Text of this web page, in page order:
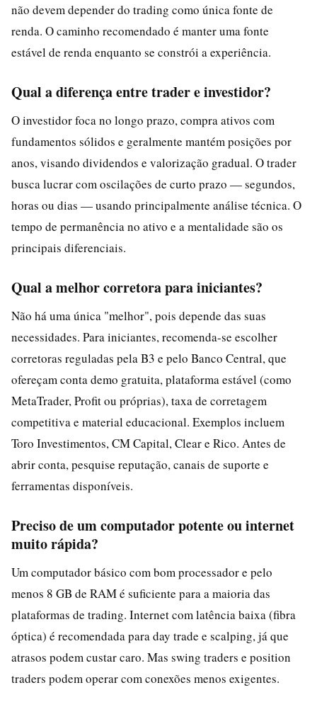
não devem depender do trading como única fonte de
renda. O caminho recomendado é manter uma fonte
estável de renda enquanto se constrói a experiência.
Qual a diferença entre trader e investidor?
O investidor foca no longo prazo, compra ativos com
fundamentos sólidos e geralmente mantém posições por
anos, visando dividendos e valorização gradual. O trader
busca lucrar com oscilações de curto prazo — segundos,
horas ou dias — usando principalmente análise técnica. O
tempo de permanência no ativo e a mentalidade são os
principais diferenciais.
Qual a melhor corretora para iniciantes?
Não há uma única "melhor", pois depende das suas
necessidades. Para iniciantes, recomenda-se escolher
corretoras reguladas pela B3 e pelo Banco Central, que
ofereçam conta demo gratuita, plataforma estável (como
MetaTrader, Profit ou próprias), taxa de corretagem
competitiva e material educacional. Exemplos incluem
Toro Investimentos, CM Capital, Clear e Rico. Antes de
abrir conta, pesquise reputação, canais de suporte e
ferramentas disponíveis.
Preciso de um computador potente ou internet
muito rápida?
Um computador básico com bom processador e pelo
menos 8 GB de RAM é suficiente para a maioria das
plataformas de trading. Internet com latência baixa (fibra
óptica) é recomendada para day trade e scalping, já que
atrasos podem custar caro. Mas swing traders e position
traders podem operar com conexões menos exigentes.